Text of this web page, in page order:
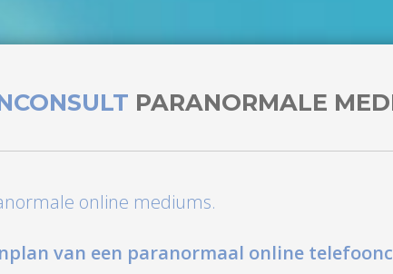
PARANORMALE
online mediums.
van een paranormaal online